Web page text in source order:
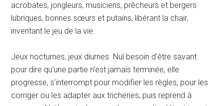
acrobates, jongleurs, musiciens, prêcheurs et bergers
lubriques, bonnes sœurs et putains, libérant la chair,
inventant le jeu de la vie.
Jeux nocturnes, jeux diurnes. Nul besoin d’être savant
pour dire qu’une partie n’est jamais terminée, elle
progresse, s’interrompt pour modifier les règles, pour les
corriger ou les adapter aux tricheries, puis reprend à